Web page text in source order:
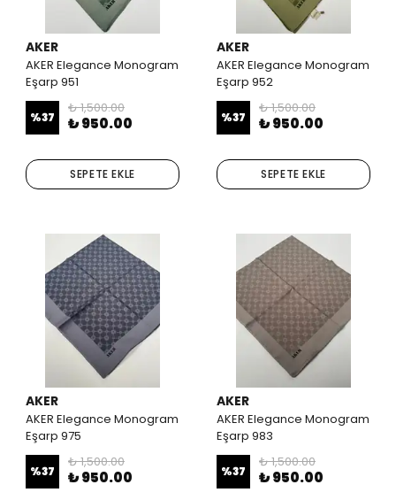
AKER
AKER Elegance Monogram
Eşarp 951
%37
₺ 1,500.00
₺ 950.00
SEPETE EKLE
AKER
AKER Elegance Monogram
Eşarp 952
%37
₺ 1,500.00
₺ 950.00
SEPETE EKLE
AKER
AKER Elegance Monogram
Eşarp 975
%37
₺ 1,500.00
₺ 950.00
AKER
AKER Elegance Monogram
Eşarp 983
%37
₺ 1,500.00
₺ 950.00